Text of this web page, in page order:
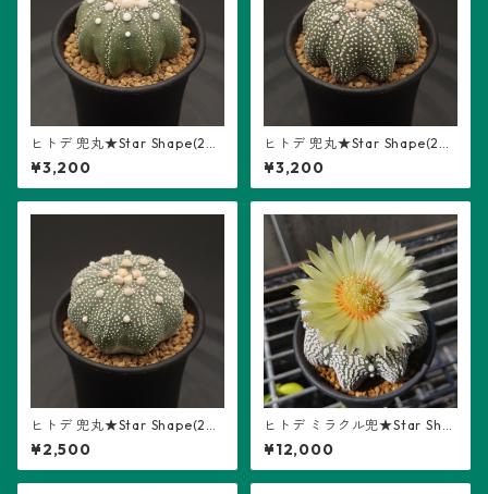
ヒトデ 兜丸★Star Shape(26
04-S06)：アストロフィツム
属 ※実生
¥3,200
ヒトデ 兜丸★Star Shape(26
04-S01)：アストロフィツム
属 ※実生
¥3,200
ヒトデ 兜丸★Star Shape(26
04-S03)：アストロフィツム
属 ※実生
¥2,500
ヒトデ ミラクル兜★Star Sha
pe(2506-S06)：アストロフ
ィツム属 ※実生
¥12,000